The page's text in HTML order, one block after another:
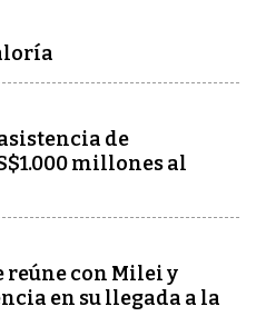
de
millones al
reúne con Milei y
en su llegada a la